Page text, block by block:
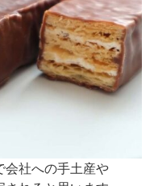
会社への手土産や